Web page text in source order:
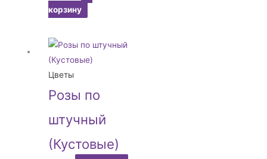
корзину
Цветы
Розы по
штучный
(Кустовые)